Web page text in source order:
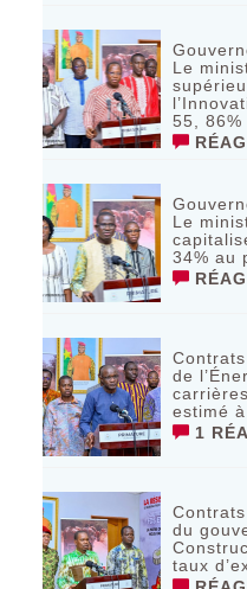
Le
55,
Le
34% au
de
estimé
1
du
taux